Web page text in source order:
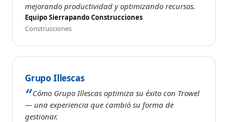
mejorando productividad y optimizando recursos.
Equipo Sierrapando Construcciones
Construcciones
Grupo Illescas
Cómo Grupo Illescas optimiza su éxito con Trowel
— una experiencia que cambió su forma de
gestionar.